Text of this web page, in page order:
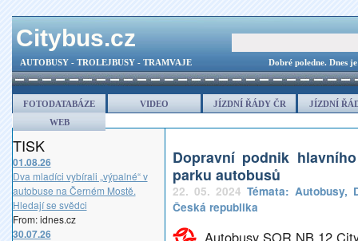
Citybus.cz
AUTOBUSY - TROLEJBUSY - TRAMVAJE Dobré poledne. Dnes
FOTODATABÁZE VIDEO JÍZDNÍ ŘÁDY ČR
JÍZDNÍ
WEB
TISK
01.08.26
Dva mladíci vybírali „výpalné“ v
autobuse na Černém Mostě.
Hledají se svědci
From: idnes.cz
30.07.26
Dopravní podnik
parku autobusů
22. 05. 2024 Témata:Autobusy,
Česká republika
Autobusy SOR NB 12